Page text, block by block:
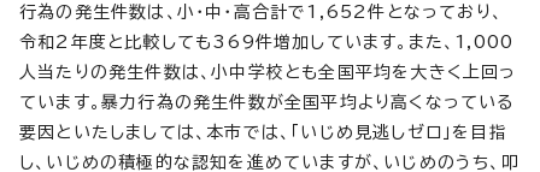
行為の発生件数は、小・中・高合計で1,652件となっており、
令和2年度と比較しても369件増加しています。また、1,000
人当たりの発生件数は、小中学校とも全国平均を大きく上回っ
ています。暴力行為の発生件数が全国平均より高くなっている
要因といたしましては、本市では、「いじめ見逃しゼロ」を目指
し、いじめの積極的な認知を進めていますが、いじめのうち、叩